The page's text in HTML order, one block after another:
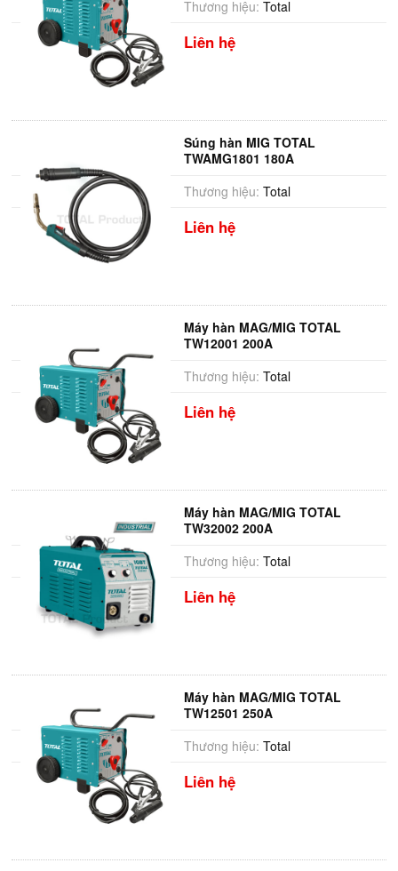
Thương hiệu: Total
Liên hệ
Súng hàn MIG TOTAL
TWAMG1801 180A
Thương hiệu: Total
Liên hệ
Máy hàn MAG/MIG TOTAL
TW12001 200A
Thương hiệu: Total
Liên hệ
Máy hàn MAG/MIG TOTAL
TW32002 200A
Thương hiệu: Total
Liên hệ
Máy hàn MAG/MIG TOTAL
TW12501 250A
Thương hiệu: Total
Liên hệ